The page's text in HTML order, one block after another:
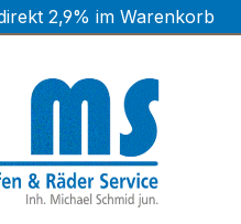
2,9% im Warenkorb